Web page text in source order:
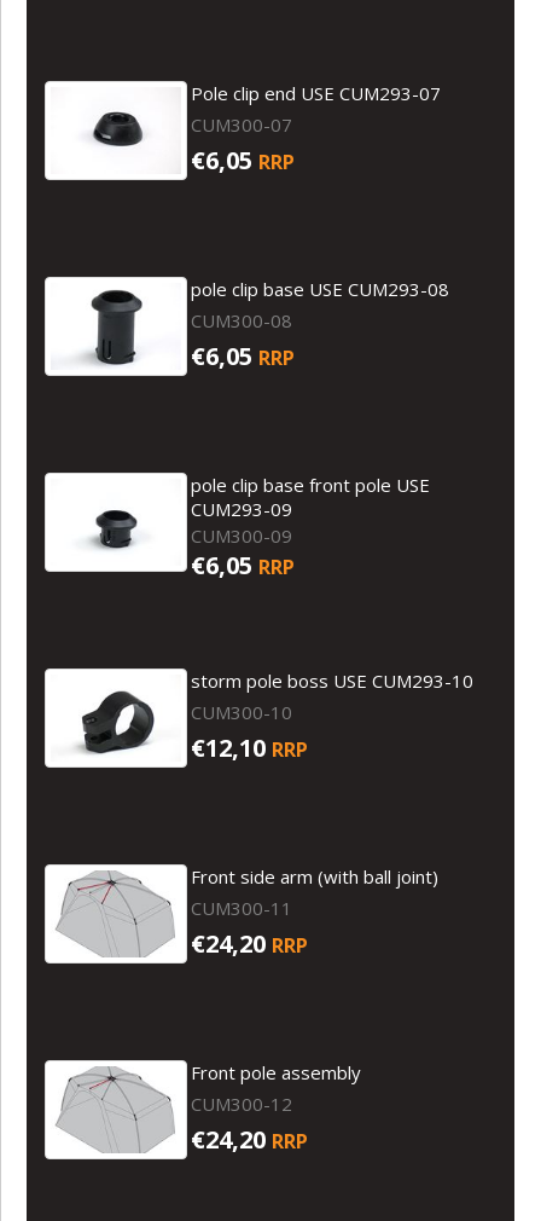
Pole clip end USE CUM293-07
CUM300-07
€6,05 RRP
pole clip base USE CUM293-08
CUM300-08
€6,05 RRP
pole clip base front pole USE
CUM293-09
CUM300-09
€6,05 RRP
storm pole boss USE CUM293-10
CUM300-10
€12,10 RRP
Front side arm (with ball joint)
CUM300-11
€24,20 RRP
Front pole assembly
CUM300-12
€24,20 RRP